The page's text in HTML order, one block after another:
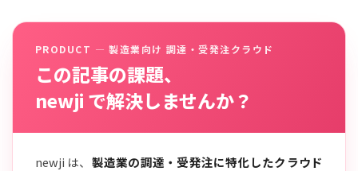
PRODUCT — 製造業向け 調達・受発注クラウド
この記事の課題、
newji で解決しませんか？
newji は、 製造業の調達・受発注に特化したクラウド